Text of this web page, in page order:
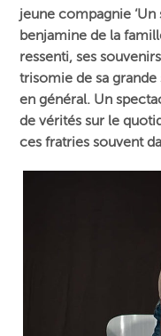
jeune compagnie ‘Un
benjamine de la
ressenti, ses
trisomie de sa
en général. Un
de vérités sur le
ces fratries souvent